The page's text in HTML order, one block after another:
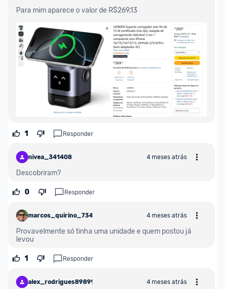
Para mim aparece o valor de R$269,13
1 Responder
nivea_341408 4 meses atrás
Descobriram?
0 Responder
marcos_quirino_734546 4 meses atrás
Provavelmente só tinha uma unidade e quem postou já
levou
1 Responder
alex_rodrigues89899 4 meses atrás